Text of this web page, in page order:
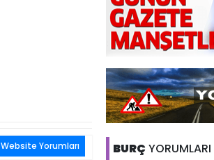
Website Yorumları BURÇ YORUMLARI